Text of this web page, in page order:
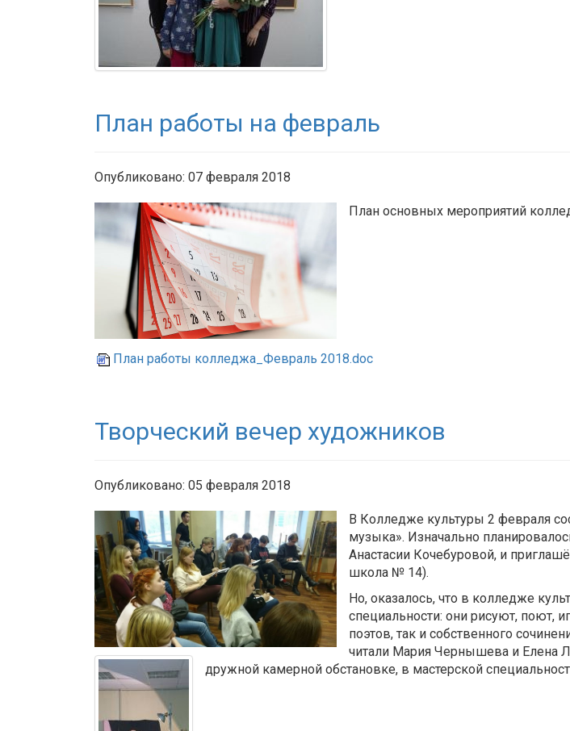
План работы на февраль
Опубликовано: 07 февраля 2018
План основных мероприятий
План работы колледжа_Февраль 2018.doc
Творческий вечер художников
Опубликовано: 05 февраля 2018
В Колледже культуры 2 февраля
музыка». Изначально
Анастасии Кочебуровой, и
школа № 14).
Но, оказалось, что в колледже
специальности: они рисуют, поют,
поэтов, так и собственного
читали Мария Чернышева и Елена
дружной камерной обстановке, в мастерской